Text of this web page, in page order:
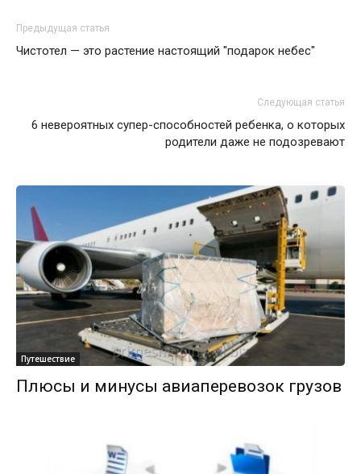
Предыдущая статья
Чистотел — это растение настоящий ″подарок небес″
Следующая статья
6 невероятных супер-способностей ребенка, о которых
родители даже не подозревают
Путешествие
Плюсы и минусы авиаперевозок грузов